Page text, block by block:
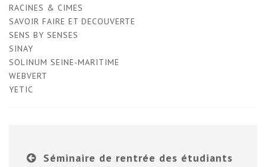
RACINES & CIMES
SAVOIR FAIRE ET DECOUVERTE
SENS BY SENSES
SINAY
SOLINUM SEINE-MARITIME
WEBVERT
YETIC
Séminaire de rentrée des étudiants